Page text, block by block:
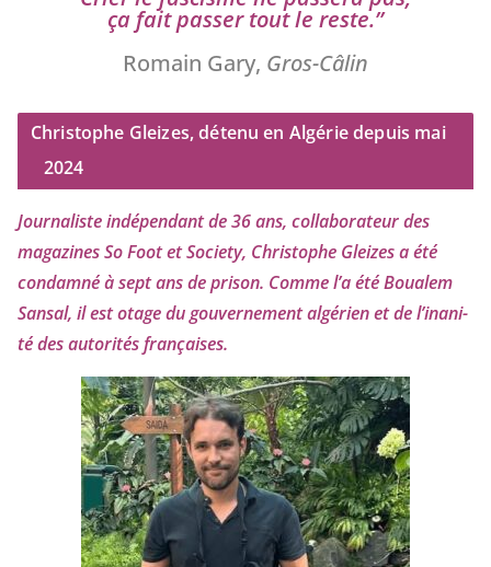
ça fait pas­ser tout le reste.”
Romain Gary, Gros-Câlin
Christophe Gleizes, détenu en Algérie depuis mai
2024
Journaliste indé­pen­dant de36ans, col­la­bo­ra­teur des
maga­zines So Foot et Society, Christophe Gleizesa été
condam­né à sept ans de pri­son. Comme l’a été Boualem
Sansal, il est otage du gou­ver­ne­ment algé­rien et de l’i­na­ni­
té des auto­ri­tés françaises.